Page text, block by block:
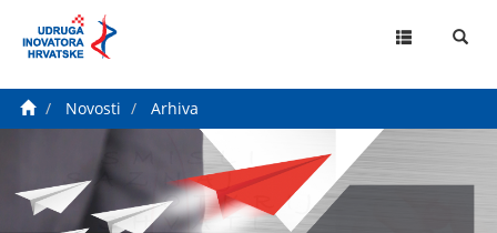
MENU
Novosti Arhiva